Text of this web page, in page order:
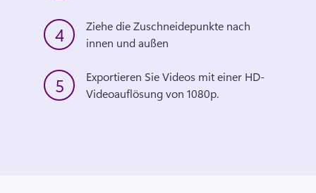
4
Ziehe die Zuschneidepunkte nach
innen und außen
5
Exportieren Sie Videos mit einer HD-
Videoauflösung von 1080p.